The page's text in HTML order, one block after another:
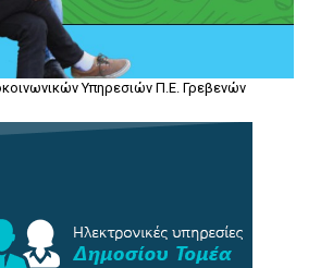
Υπηρεσιών Π.Ε. Γρεβενών